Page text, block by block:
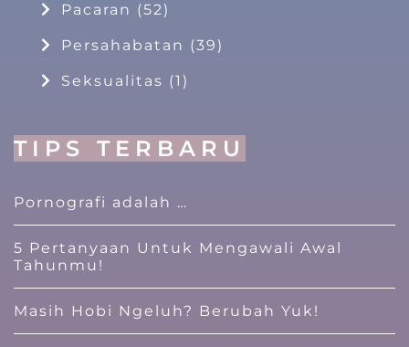
Pacaran (52)
Persahabatan (39)
Seksualitas (1)
TIPS TERBARU
Pornografi adalah …
5 Pertanyaan Untuk Mengawali Awal
Tahunmu!
Masih Hobi Ngeluh? Berubah Yuk!